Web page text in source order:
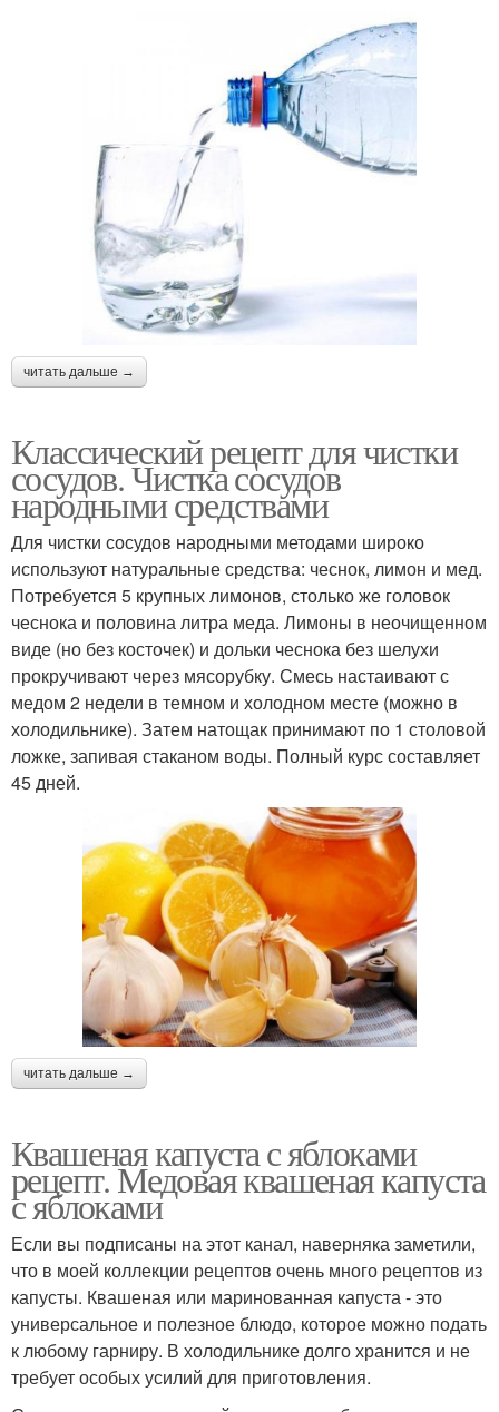
читать дальше →
Классический рецепт для чистки
сосудов. Чистка сосудов
народными средствами
Для чистки сосудов народными методами широко
используют натуральные средства: чеснок, лимон и мед.
Потребуется 5 крупных лимонов, столько же головок
чеснока и половина литра меда. Лимоны в неочищенном
виде (но без косточек) и дольки чеснока без шелухи
прокручивают через мясорубку. Смесь настаивают с
медом 2 недели в темном и холодном месте (можно в
холодильнике). Затем натощак принимают по 1 столовой
ложке, запивая стаканом воды. Полный курс составляет
45 дней.
читать дальше →
Квашеная капуста с яблоками
рецепт. Медовая квашеная капуста
с яблоками
Если вы подписаны на этот канал, наверняка заметили,
что в моей коллекции рецептов очень много рецептов из
капусты. Квашеная или маринованная капуста - это
универсальное и полезное блюдо, которое можно подать
к любому гарниру. В холодильнике долго хранится и не
требует особых усилий для приготовления.